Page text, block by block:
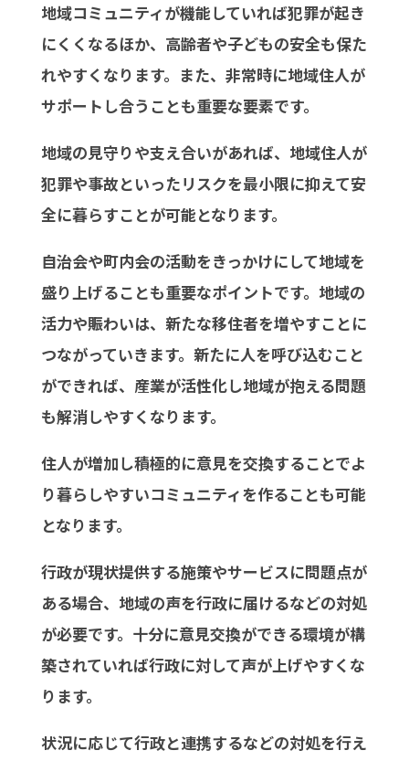
地域コミュニティが機能していれば犯罪が起き
にくくなるほか、高齢者や子どもの安全も保た
れやすくなります。また、非常時に地域住人が
サポートし合うことも重要な要素です。
地域の見守りや支え合いがあれば、地域住人が
犯罪や事故といったリスクを最小限に抑えて安
全に暮らすことが可能となります。
自治会や町内会の活動をきっかけにして地域を
盛り上げることも重要なポイントです。地域の
活力や賑わいは、新たな移住者を増やすことに
つながっていきます。新たに人を呼び込むこと
ができれば、産業が活性化し地域が抱える問題
も解消しやすくなります。
住人が増加し積極的に意見を交換することでよ
り暮らしやすいコミュニティを作ることも可能
となります。
行政が現状提供する施策やサービスに問題点が
ある場合、地域の声を行政に届けるなどの対処
が必要です。十分に意見交換ができる環境が構
築されていれば行政に対して声が上げやすくな
ります。
状況に応じて行政と連携するなどの対処を行え